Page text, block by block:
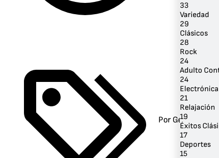
Por Género
33
Variedad
29
Clásicos
28
Rock
24
Adulto
24
Electrónica
21
Relajación
19
Éxitos
17
Deportes
15